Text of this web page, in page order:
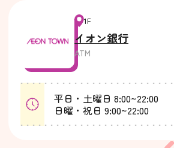
1F
イオン銀行
ATM
平日・土曜日 8:00~22:00
日曜・祝日 9:00~22:00